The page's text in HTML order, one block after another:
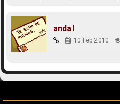
andal
10 Feb 2010